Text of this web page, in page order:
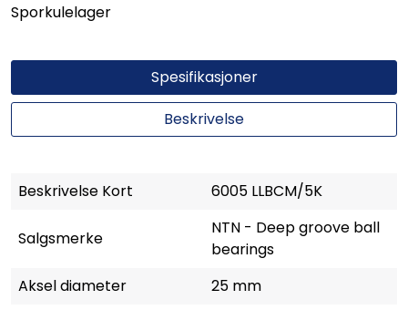
Sporkulelager
Spesifikasjoner
Beskrivelse
Beskrivelse Kort 6005 LLBCM/5K
Salgsmerke
NTN - Deep groove ball
bearings
Aksel diameter
25 mm